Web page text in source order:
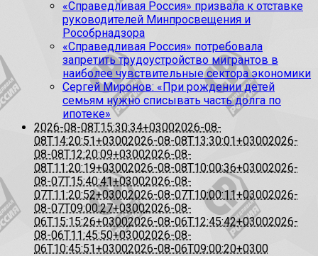
«Справедливая Россия» призвала к отставке
руководителей Минпросвещения и
Рособрнадзора
«Справедливая Россия» потребовала
запретить трудоустройство мигрантов в
наиболее чувствительные сектора экономики
Сергей Миронов: «При рождении детей
семьям нужно списывать часть долга по
ипотеке»
2026-08-08T15:30:34+03002026-08-
08T14:20:51+03002026-08-08T13:30:01+03002026-
08-08T12:20:09+03002026-08-
08T11:20:19+03002026-08-08T10:00:36+03002026-
08-07T15:40:41+03002026-08-
07T11:20:52+03002026-08-07T10:00:11+03002026-
08-07T09:00:27+03002026-08-
06T15:15:26+03002026-08-06T12:45:42+03002026-
08-06T11:45:50+03002026-08-
06T10:45:51+03002026-08-06T09:00:20+0300